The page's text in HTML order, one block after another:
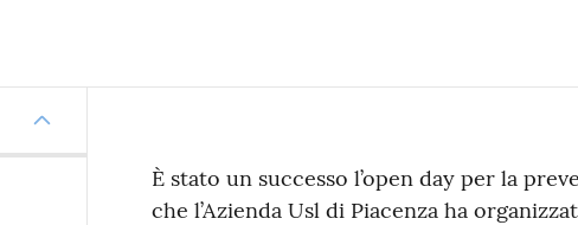
È stato un successo l’open day per la
che l’Azienda Usl di Piacenza ha